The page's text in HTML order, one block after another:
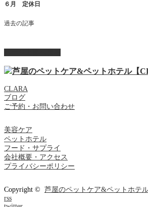
６月 定休日
過去の記事
CLARA
ブログ
ご予約・お問い合わせ
美容ケア
ペットホテル
フード・サプライ
会社概要・アクセス
プライバシーポリシー
Copyright © 芦屋のペットケア&ペットホテ
rss